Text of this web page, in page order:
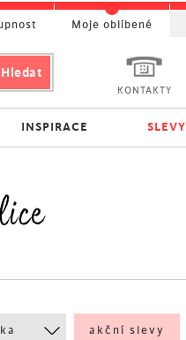
akční slevy
KONTAKTY
INSPIRACE
Moje oblíbené